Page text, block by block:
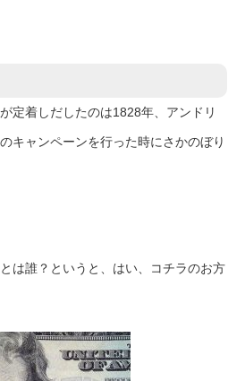
定着しだしたのは1828年、アンドリ
キャンペーンを行った時にさかのぼり
は誰？というと、はい、コチラのお方